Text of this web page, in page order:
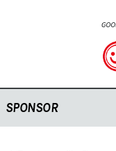
SPONSOR